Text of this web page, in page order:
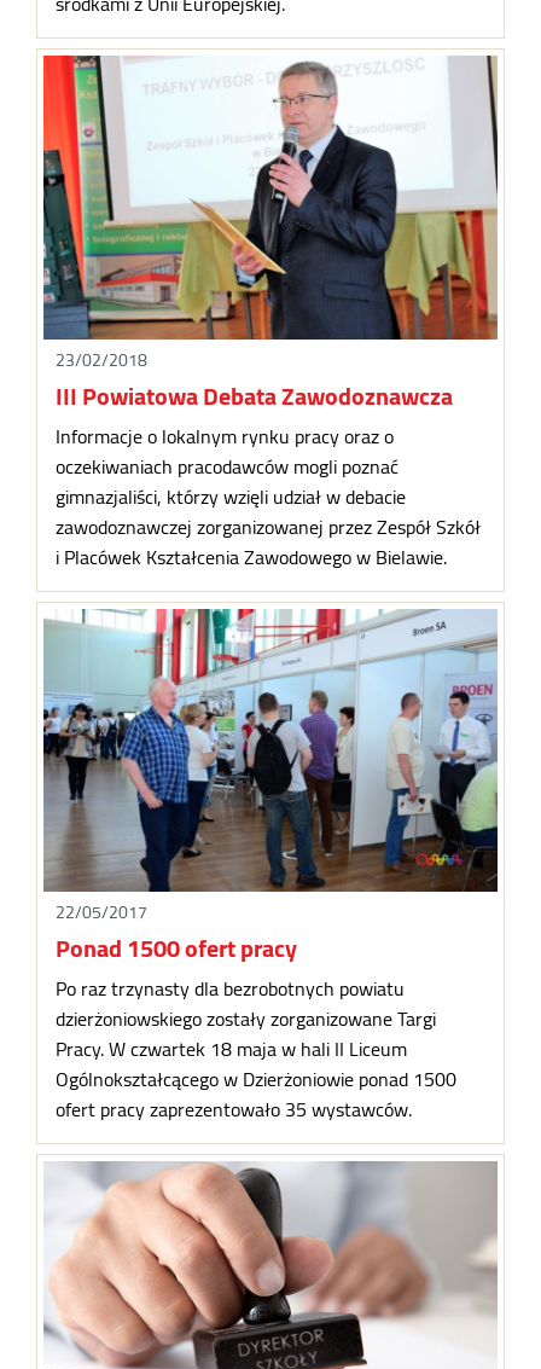
23/02/2018
III Powiatowa Debata Zawodoznawcza
Informacje o lokalnym rynku pracy oraz o
oczekiwaniach pracodawców mogli poznać
gimnazjaliści, którzy wzięli udział w debacie
zawodoznawczej zorganizowanej przez Zespół Szkół
i Placówek Kształcenia Zawodowego w Bielawie.
22/05/2017
Ponad 1500 ofert pracy
Po raz trzynasty dla bezrobotnych powiatu
dzierżoniowskiego zostały zorganizowane Targi
Pracy. W czwartek 18 maja w hali II Liceum
Ogólnokształcącego w Dzierżoniowie ponad 1500
ofert pracy zaprezentowało 35 wystawców.